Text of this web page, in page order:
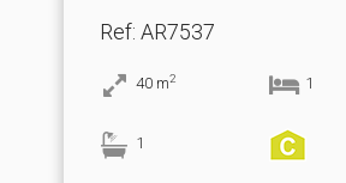
Ref: AR7537
40 m2 1
1